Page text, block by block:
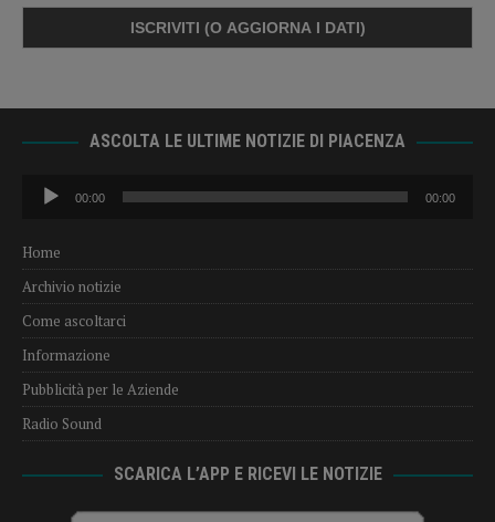
ASCOLTA LE ULTIME NOTIZIE DI PIACENZA
Audio
Player
00:00 00:00
Home
Archivio notizie
Come ascoltarci
Informazione
Pubblicità per le Aziende
Radio Sound
SCARICA L’APP E RICEVI LE NOTIZIE